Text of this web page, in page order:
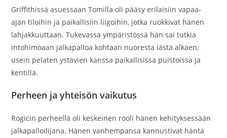
Griffithissä asuessaan Tomilla oli pääsy erilaisiin vapaa-
ajan tiloihin ja paikallisiin liigoihin, jotka ruokkivat hänen
lahjakkuuttaan. Tukevassa ympäristössä hän sai tutkia
intohimoaan jalkapalloa kohtaan nuoresta iästä alkaen,
usein pelaten ystävien kanssa paikallisissa puistoissa ja
kentillä.
Perheen ja yhteisön vaikutus
Rogicin perheellä oli keskeinen rooli hänen kehityksessään
jalkapalloilijana. Hänen vanhempansa kannustivat häntä